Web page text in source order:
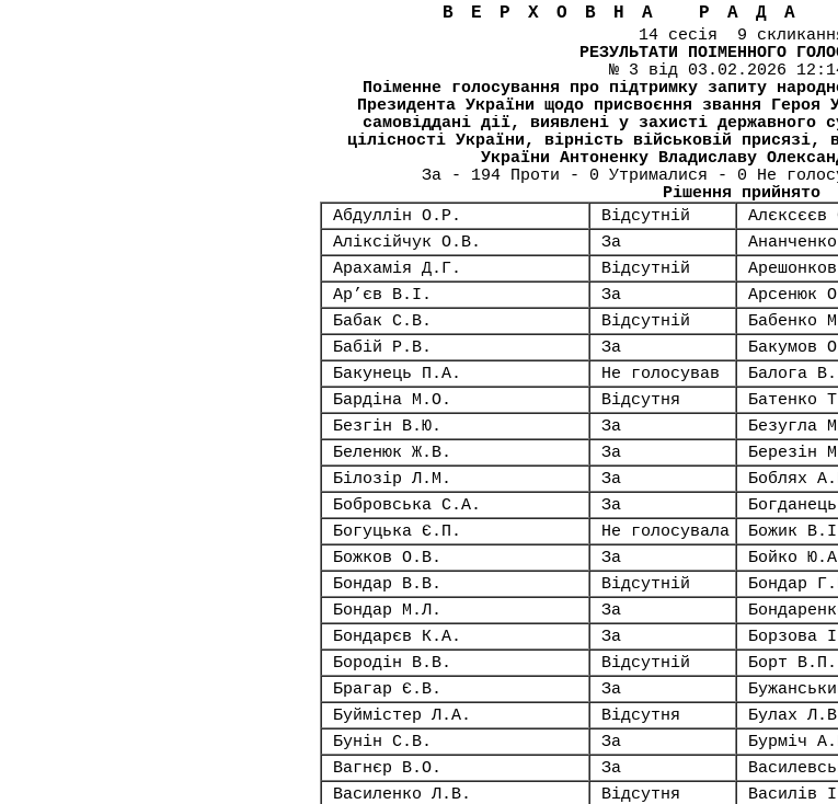
ВЕРХОВНА РАДА
14 сесія 9
РЕЗУЛЬТАТИ ПОІМЕННОГО
№ 3 від 03.02.2026
Поіменне голосування про підтримку запиту
Президента України щодо присвоєння звання Героя
самовіддані дії, виявлені у захисті державного
цілісності України, вірність військовій присязі,
України Антоненку Владиславу
За - 194 Проти - 0 Утрималися - 0 Не
Рішення прийнято
Абдуллін О.Р.
Відсутній
Аліксійчук О.В.
За
Арахамія Д.Г.
Відсутній
Ар’єв В.І.
За Арсенюк
Бабак С.В.
Відсутній Бабенко
Бабій Р.В.
За Бакумов
Бакунець П.А.
Не голосував Балога
Бардіна М.О.
Відсутня Батенко
Безгін В.Ю.
За Безугла
Беленюк Ж.В.
За Березін
Білозір Л.М.
За Боблях
Бобровська С.А.
За
Богуцька Є.П.
Не голосувала Божик
Божков О.В.
За Бойко
Бондар В.В.
Відсутній Бондар
Бондар М.Л.
За
Бондарєв К.А.
За Борзова
Бородін В.В.
Відсутній Борт В.П.
Брагар Є.В.
За
Буймістер Л.А.
Відсутня Булах
Бунін С.В.
За Бурміч
Вагнєр В.О.
За
Василенко Л.В.
Відсутня Василів